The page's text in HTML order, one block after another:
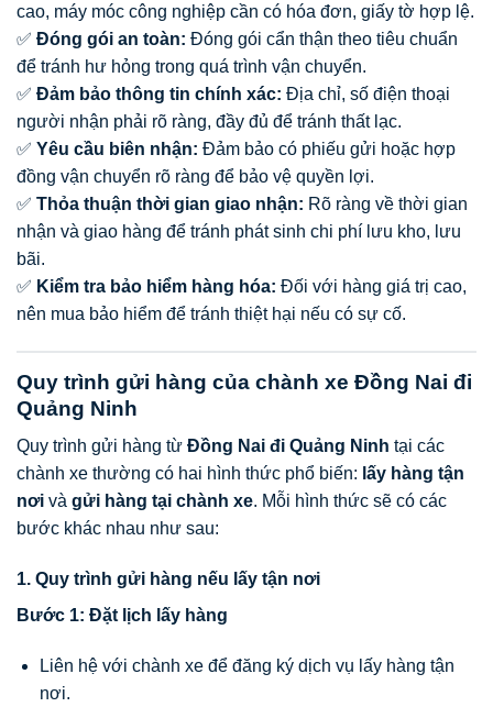
cao, máy móc công nghiệp cần có hóa đơn, giấy tờ hợp lệ.
✅ Đóng gói an toàn: Đóng gói cẩn thận theo tiêu chuẩn
để tránh hư hỏng trong quá trình vận chuyển.
✅ Đảm bảo thông tin chính xác: Địa chỉ, số điện thoại
người nhận phải rõ ràng, đầy đủ để tránh thất lạc.
✅ Yêu cầu biên nhận: Đảm bảo có phiếu gửi hoặc hợp
đồng vận chuyển rõ ràng để bảo vệ quyền lợi.
✅ Thỏa thuận thời gian giao nhận: Rõ ràng về thời gian
nhận và giao hàng để tránh phát sinh chi phí lưu kho, lưu
bãi.
✅ Kiểm tra bảo hiểm hàng hóa: Đối với hàng giá trị cao,
nên mua bảo hiểm để tránh thiệt hại nếu có sự cố.
Quy trình gửi hàng của chành xe Đồng Nai đi
Quảng Ninh
Quy trình gửi hàng từ Đồng Nai đi Quảng Ninh tại các
chành xe thường có hai hình thức phổ biến: lấy hàng tận
nơi và gửi hàng tại chành xe. Mỗi hình thức sẽ có các
bước khác nhau như sau:
1. Quy trình gửi hàng nếu lấy tận nơi
Bước 1: Đặt lịch lấy hàng
Liên hệ với chành xe để đăng ký dịch vụ lấy hàng tận
nơi.